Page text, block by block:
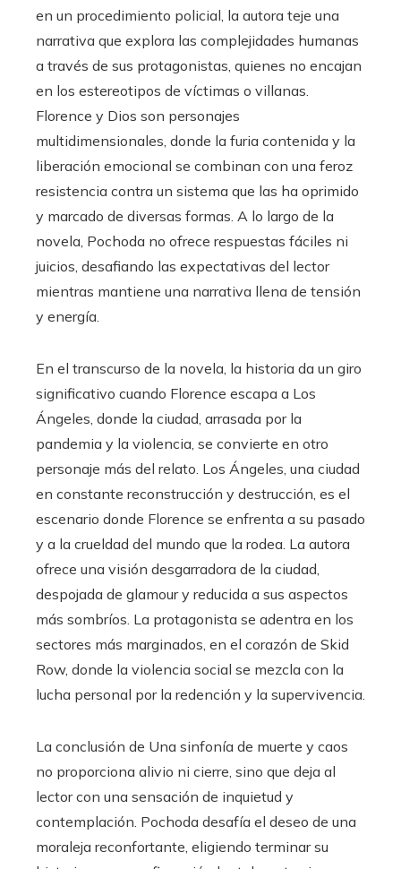
en un procedimiento policial, la autora teje una
narrativa que explora las complejidades humanas
a través de sus protagonistas, quienes no encajan
en los estereotipos de víctimas o villanas.
Florence y Dios son personajes
multidimensionales, donde la furia contenida y la
liberación emocional se combinan con una feroz
resistencia contra un sistema que las ha oprimido
y marcado de diversas formas. A lo largo de la
novela, Pochoda no ofrece respuestas fáciles ni
juicios, desafiando las expectativas del lector
mientras mantiene una narrativa llena de tensión
y energía.
En el transcurso de la novela, la historia da un giro
significativo cuando Florence escapa a Los
Ángeles, donde la ciudad, arrasada por la
pandemia y la violencia, se convierte en otro
personaje más del relato. Los Ángeles, una ciudad
en constante reconstrucción y destrucción, es el
escenario donde Florence se enfrenta a su pasado
y a la crueldad del mundo que la rodea. La autora
ofrece una visión desgarradora de la ciudad,
despojada de glamour y reducida a sus aspectos
más sombríos. La protagonista se adentra en los
sectores más marginados, en el corazón de Skid
Row, donde la violencia social se mezcla con la
lucha personal por la redención y la supervivencia.
La conclusión de Una sinfonía de muerte y caos
no proporciona alivio ni cierre, sino que deja al
lector con una sensación de inquietud y
contemplación. Pochoda desafía el deseo de una
moraleja reconfortante, eligiendo terminar su